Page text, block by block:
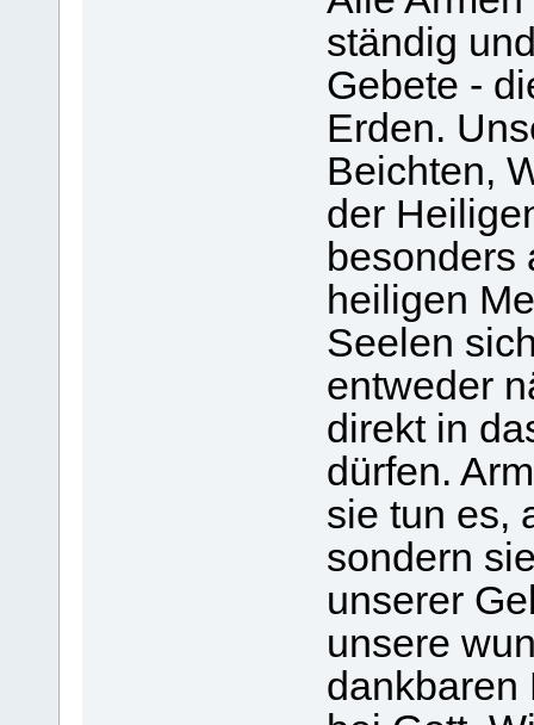
ständig
Gebete -
Erden.
Beichten,
der
besonders
heiligen
Seelen
entweder
direkt in
dürfen.
sie tun es,
sondern
unserer
unsere
dankbaren